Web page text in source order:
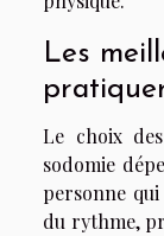
Les
Le choix
sodomie
personne
du rythme,